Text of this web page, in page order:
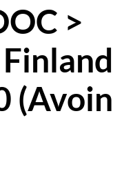
>
(Avoin